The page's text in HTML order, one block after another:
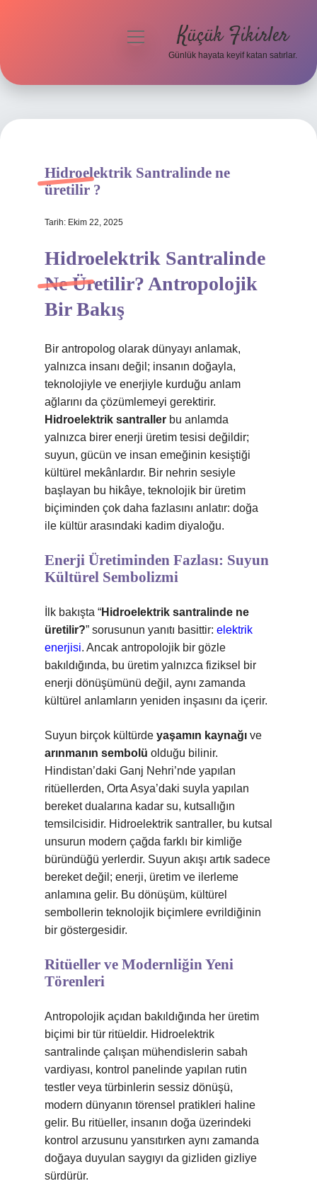
Hakkımızda
menüyü
Küçük Fikirler
Günlük hayata keyif katan satırlar.
Hidroelektrik Santralinde ne
üretilir ?
Tarih: Ekim 22, 2025
Hidroelektrik Santralinde
Ne Üretilir? Antropolojik
Bir Bakış
Bir antropolog olarak dünyayı anlamak,
yalnızca insanı değil; insanın doğayla,
teknolojiyle ve enerjiyle kurduğu anlam
ağlarını da çözümlemeyi gerektirir.
Hidroelektrik santraller bu anlamda
yalnızca birer enerji üretim tesisi değildir;
suyun, gücün ve insan emeğinin kesiştiği
kültürel mekânlardır. Bir nehrin sesiyle
başlayan bu hikâye, teknolojik bir üretim
biçiminden çok daha fazlasını anlatır: doğa
ile kültür arasındaki kadim diyaloğu.
Enerji Üretiminden Fazlası: Suyun
Kültürel Sembolizmi
İlk bakışta “Hidroelektrik santralinde ne
üretilir?” sorusunun yanıtı basittir: elektrik
enerjisi. Ancak antropolojik bir gözle
bakıldığında, bu üretim yalnızca fiziksel bir
enerji dönüşümünü değil, aynı zamanda
kültürel anlamların yeniden inşasını da içerir.
Suyun birçok kültürde yaşamın kaynağı ve
arınmanın sembolü olduğu bilinir.
Hindistan’daki Ganj Nehri’nde yapılan
ritüellerden, Orta Asya’daki suyla yapılan
bereket dualarına kadar su, kutsallığın
temsilcisidir. Hidroelektrik santraller, bu kutsal
unsurun modern çağda farklı bir kimliğe
büründüğü yerlerdir. Suyun akışı artık sadece
bereket değil; enerji, üretim ve ilerleme
anlamına gelir. Bu dönüşüm, kültürel
sembollerin teknolojik biçimlere evrildiğinin
bir göstergesidir.
Ritüeller ve Modernliğin Yeni
Törenleri
Antropolojik açıdan bakıldığında her üretim
biçimi bir tür ritüeldir. Hidroelektrik
santralinde çalışan mühendislerin sabah
vardiyası, kontrol panelinde yapılan rutin
testler veya türbinlerin sessiz dönüşü,
modern dünyanın törensel pratikleri haline
gelir. Bu ritüeller, insanın doğa üzerindeki
kontrol arzusunu yansıtırken aynı zamanda
doğaya duyulan saygıyı da gizliden gizliye
sürdürür.